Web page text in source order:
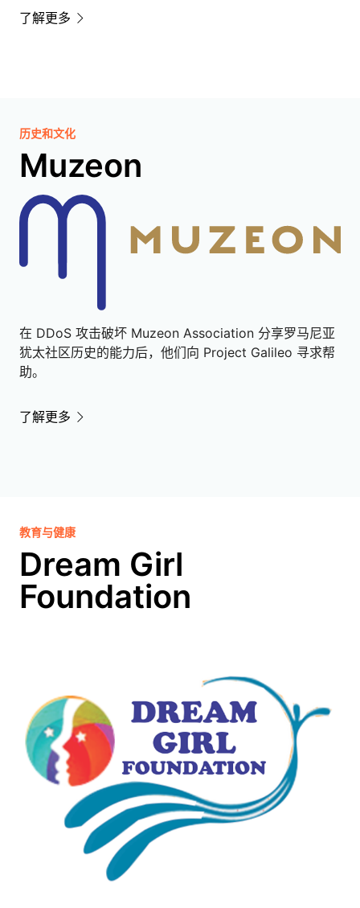
了解更多
历史和文化
Muzeon
在 DDoS 攻击破坏 Muzeon Association 分享罗马尼亚
犹太社区历史的能力后，他们向 Project Galileo 寻求帮
助。
了解更多
教育与健康
Dream Girl
Foundation